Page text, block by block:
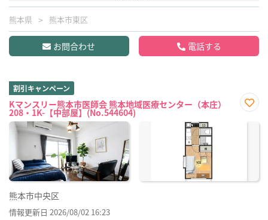
熊本県 熊本市東区
お問合わせ 電話する
割引キャンペーン
Kマンスリー熊本市医師会 熊本地域医療センター（本庄）
208・1K-【中部屋】(No.544604)
に入
熊本市中央区
情報更新日 2026/08/02 16:23